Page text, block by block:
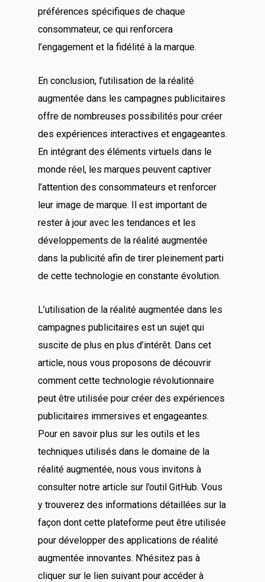
préférences spécifiques de chaque
consommateur, ce qui renforcera
l’engagement et la fidélité à la marque.
En conclusion, l’utilisation de la réalité
augmentée dans les campagnes publicitaires
offre de nombreuses possibilités pour créer
des expériences interactives et engageantes.
En intégrant des éléments virtuels dans le
monde réel, les marques peuvent captiver
l’attention des consommateurs et renforcer
leur image de marque. Il est important de
rester à jour avec les tendances et les
développements de la réalité augmentée
dans la publicité afin de tirer pleinement parti
de cette technologie en constante évolution.
L’utilisation de la réalité augmentée dans les
campagnes publicitaires est un sujet qui
suscite de plus en plus d’intérêt. Dans cet
article, nous vous proposons de découvrir
comment cette technologie révolutionnaire
peut être utilisée pour créer des expériences
publicitaires immersives et engageantes.
Pour en savoir plus sur les outils et les
techniques utilisés dans le domaine de la
réalité augmentée, nous vous invitons à
consulter notre article sur l’outil GitHub. Vous
y trouverez des informations détaillées sur la
façon dont cette plateforme peut être utilisée
pour développer des applications de réalité
augmentée innovantes. N’hésitez pas à
cliquer sur le lien suivant pour accéder à